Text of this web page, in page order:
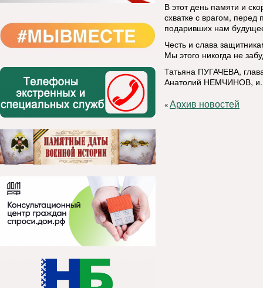
В этот день памяти и
схватке с врагом,
подаривших нам
Честь и слава
Мы этого никогда не
Татьяна ПУГАЧЕВА,
Анатолий НЕМЧИНОВ, и.
«Архив новостей